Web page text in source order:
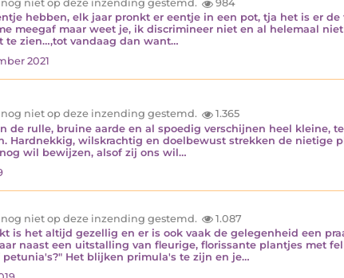
nog niet op deze inzending gestemd.
984
hebben, elk jaar pronkt er eentje in een pot, tja het is er
meegaf maar weet je, ik discrimineer niet en al helemaal
te zien…,tot vandaag dan want…
2021
nog niet op deze inzending gestemd.
1.365
de rulle, bruine aarde en al spoedig verschijnen heel kleine,
Hardnekkig, wilskrachtig en doelbewust strekken de nietige
wil bewijzen, alsof zij ons wil…
nog niet op deze inzending gestemd.
1.087
is het altijd gezellig en er is ook vaak de gelegenheid een
naast een uitstalling van fleurige, florissante plantjes met
Het blijken primula's te zijn en je…